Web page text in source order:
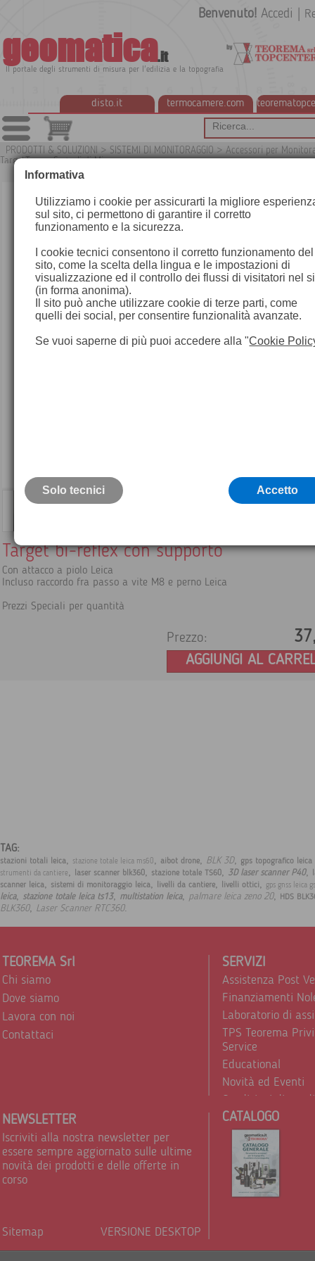
geomatica.it
Il portale degli strumenti di misura per l'edilizia e la topografia
disto.it termocamere.com
Benvenuto! Accedi
PRODOTTI & SOLUZIONI > SISTEMI DI MONITORAGGIO > Accessori per
TargetTape e Segnali di Mira
Target bi-reflex con supporto
Con attacco a piolo Leica
Incluso raccordo fra passo a vite M8 e perno Leica
Prezzi Speciali per quantità
Prezzo:
AGGIUNGI AL
TAG:
stazioni totali leica, stazione totale leica ms60, aibot drone, BLK 3D, gps topografico leica
strumenti da cantiere, laser scanner blk360, stazione totale TS60, 3D laser scanner P40,
scanner leica, sistemi di monitoraggio leica, livelli da cantiere, livelli ottici, gps gnss leica
leica, stazione totale leica ts13, multistation leica, palmare leica zeno 20, HDS
BLK360, Laser Scanner RTC360.
TEOREMA Srl
Chi siamo
Dove siamo
Lavora con noi
Contattaci
SERVIZI
Assistenza Post
Finanziamenti
Laboratorio di
TPS Teorema
Service
Educational
Novità ed Eventi
Condizioni di
Trattamento dei
NEWSLETTER
Iscriviti alla nostra newsletter per
essere sempre aggiornato sulle ultime
novità dei prodotti e delle offerte in
corso
Sitemap VERSIONE DESKTOP
CATALOGO
Informativa
Utilizziamo i cookie per assicurarti la migliore
sul sito, ci permettono di garantire il corretto
funzionamento e la sicurezza.
I cookie tecnici consentono il corretto funzionamento del
sito, come la scelta della lingua e le impostazioni di
visualizzazione ed il controllo dei flussi di visitatori nel
(in forma anonima).
Il sito può anche utilizzare cookie di terze parti, come
quelli dei social, per consentire funzionalità avanzate.
Se vuoi saperne di più puoi accedere alla "Cookie
Solo tecnici Accetto